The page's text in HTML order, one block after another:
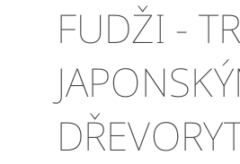
FUDŽI - TRIČKO S